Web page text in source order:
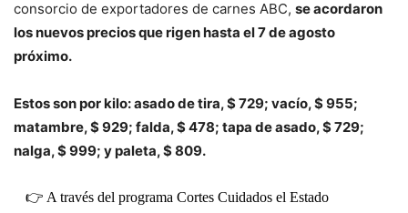
consorcio de exportadores de carnes ABC, se acordaron
los nuevos precios que rigen hasta el 7 de agosto
próximo.
Estos son por kilo: asado de tira, $ 729; vacío, $ 955;
matambre, $ 929; falda, $ 478; tapa de asado, $ 729;
nalga, $ 999; y paleta, $ 809.
👉 A través del programa Cortes Cuidados el Estado